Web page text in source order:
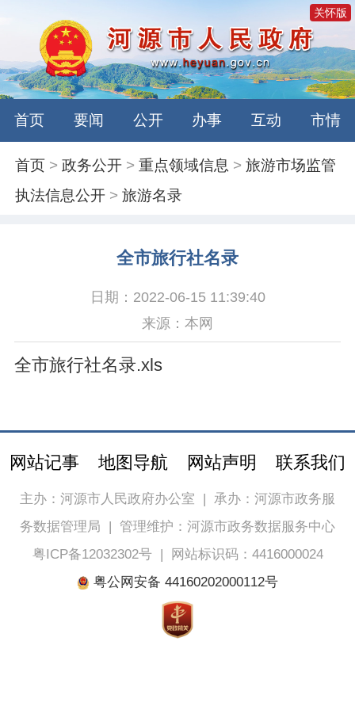
关怀版
首页 要闻 公开 办事 互动 市情
首页 >政务公开 >重点领域信息 >旅游市场监管
执法信息公开 >旅游名录
全市旅行社名录
日期：2022-06-15 11:39:40
来源：本网
全市旅行社名录.xls
网站记事 地图导航 网站声明 联系我们
主办：河源市人民政府办公室 | 承办：河源市政务服
务数据管理局 | 管理维护：河源市政务数据服务中心
粤ICP备12032302号|
网站标识码：4416000024
粤公网安备 44160202000112号